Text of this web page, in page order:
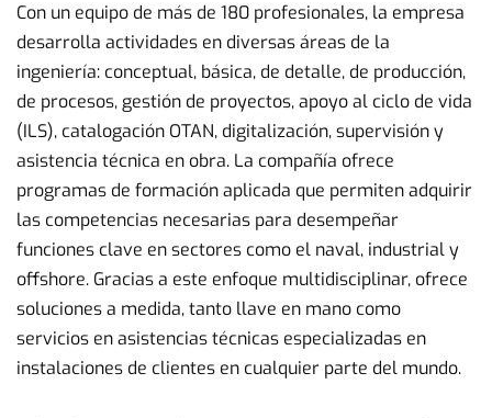
Con un equipo de más de 180 profesionales, la empresa
desarrolla actividades en diversas áreas de la
ingeniería: conceptual, básica, de detalle, de producción,
de procesos, gestión de proyectos, apoyo al ciclo de vida
(ILS), catalogación OTAN, digitalización, supervisión y
asistencia técnica en obra. La compañía ofrece
programas de formación aplicada que permiten adquirir
las competencias necesarias para desempeñar
funciones clave en sectores como el naval, industrial y
offshore. Gracias a este enfoque multidisciplinar, ofrece
soluciones a medida, tanto llave en mano como
servicios en asistencias técnicas especializadas en
instalaciones de clientes en cualquier parte del mundo.